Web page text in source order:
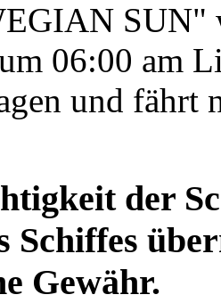
SUN"
06:00 am
und fährt
der
Schiffes
Gewähr.